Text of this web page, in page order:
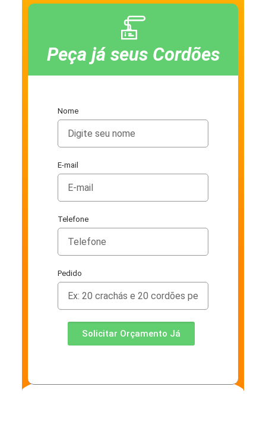
Peça já seus Cordões
Nome
E-mail
Telefone
Pedido
Solicitar Orçamento Já